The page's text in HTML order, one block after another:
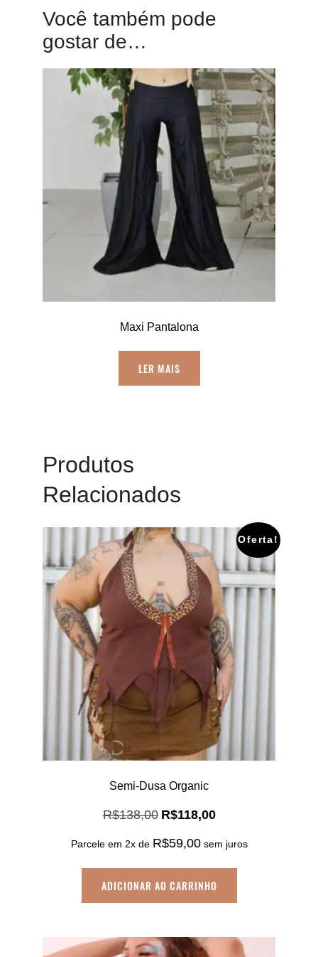
Você também pode
gostar de…
Maxi Pantalona
LER MAIS
Produtos
Relacionados
Oferta!
Semi-Dusa Organic
R$138,00 O
original
R$138,00.
R$118,00O
atual
R$118,00.
Parcele em 2x de R$59,00 sem juros
ADICIONAR AO CARRINHO